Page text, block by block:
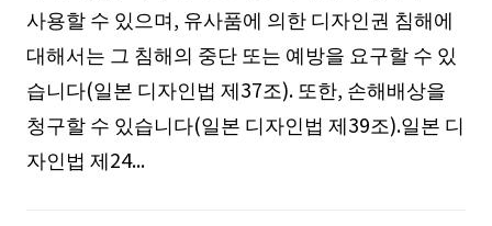
사용할 수 있으며, 유사품에 의한 디자인권 침해에
대해서는 그 침해의 중단 또는 예방을 요구할 수 있
습니다(일본 디자인법 제37조). 또한, 손해배상을
청구할 수 있습니다(일본 디자인법 제39조).일본 디
자인법 제24...